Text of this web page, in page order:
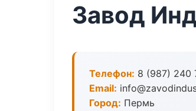
Завод
Телефон: 8 (987) 240
Email:
Город: Пермь